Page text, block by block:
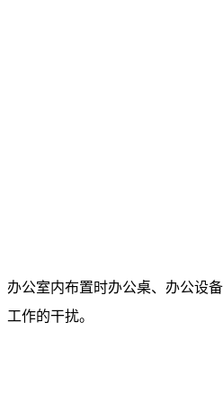
办公室内布置时办公桌、办公设
工作的干扰。